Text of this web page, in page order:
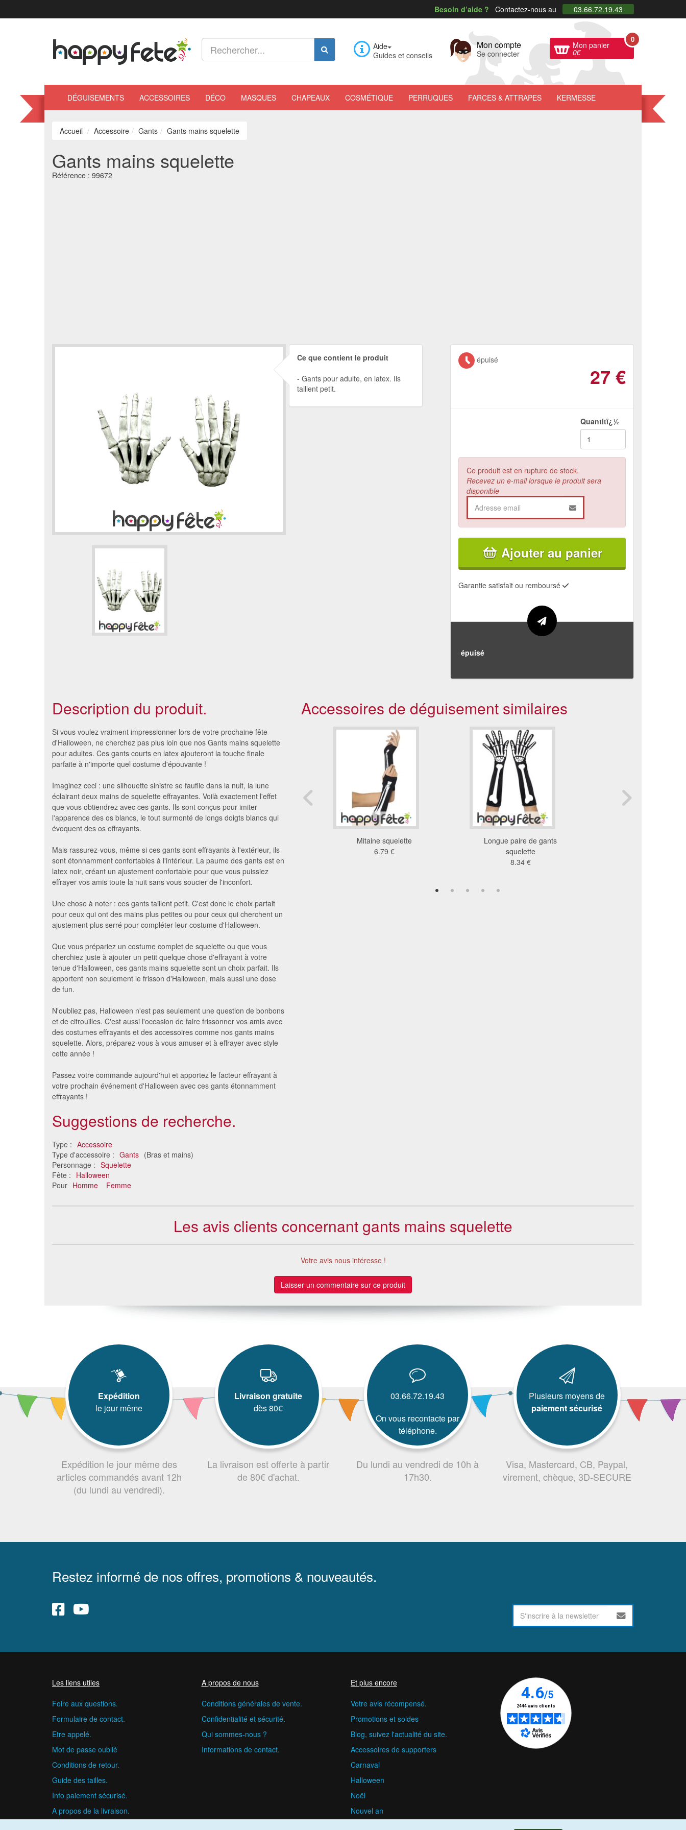
Besoin d’aide ? Contactez-nous au 03.66.72.19.43
Aide
Guides et conseils
Mon compte
Se connecter
Mon panier
0€
0
DÉGUISEMENTS ACCESSOIRES DÉCO MASQUES CHAPEAUX COSMÉTIQUE PERRUQUES FARCES & ATTRAPES KERMESSE
Accueil Accessoire Gants Gants mains squelette
Gants mains squelette
Référence : 99672
Ce que contient le produit
Gants pour adulte, en latex. Ils
taillent petit.
épuisé
27 €
Quantitï¿½
Ce produit est en rupture de stock.
Recevez un e-mail lorsque le produit sera
disponible
Ajouter au panier
Garantie satisfait ou remboursé
épuisé
Description du produit.
Si vous voulez vraiment impressionner lors de votre prochaine fête
d'Halloween, ne cherchez pas plus loin que nos Gants mains squelette
pour adultes. Ces gants courts en latex ajouteront la touche finale
parfaite à n'importe quel costume d'épouvante !
Imaginez ceci : une silhouette sinistre se faufile dans la nuit, la lune
éclairant deux mains de squelette effrayantes. Voilà exactement l'effet
que vous obtiendrez avec ces gants. Ils sont conçus pour imiter
l'apparence des os blancs, le tout surmonté de longs doigts blancs qui
évoquent des os effrayants.
Mais rassurez-vous, même si ces gants sont effrayants à l'extérieur, ils
sont étonnamment confortables à l'intérieur. La paume des gants est en
latex noir, créant un ajustement confortable pour que vous puissiez
effrayer vos amis toute la nuit sans vous soucier de l'inconfort.
Une chose à noter : ces gants taillent petit. C'est donc le choix parfait
pour ceux qui ont des mains plus petites ou pour ceux qui cherchent un
ajustement plus serré pour compléter leur costume d'Halloween.
Que vous prépariez un costume complet de squelette ou que vous
cherchiez juste à ajouter un petit quelque chose d'effrayant à votre
tenue d'Halloween, ces gants mains squelette sont un choix parfait. Ils
apportent non seulement le frisson d'Halloween, mais aussi une dose
de fun.
N'oubliez pas, Halloween n'est pas seulement une question de bonbons
et de citrouilles. C'est aussi l'occasion de faire frissonner vos amis avec
des costumes effrayants et des accessoires comme nos gants mains
squelette. Alors, préparez-vous à vous amuser et à effrayer avec style
cette année !
Passez votre commande aujourd'hui et apportez le facteur effrayant à
votre prochain événement d'Halloween avec ces gants étonnamment
effrayants !
Suggestions de recherche.
Type : Accessoire
Type d'accessoire : Gants (Bras et mains)
Personnage : Squelette
Fête : Halloween
Pour Homme Femme
Accessoires de déguisement similaires
doigts
27 €
8.34 €
Mitaine squelette
6.79 €
Longue paire de gants
squelette
8.34 €
Les avis clients concernant gants mains squelette
Votre avis nous intéresse !
Laisser un commentaire sur ce produit
Expédition
le jour même
Expédition le jour même des
articles commandés avant 12h
(du lundi au vendredi).
Livraison gratuite
dès 80€
La livraison est offerte à partir
de 80€ d'achat.
03.66.72.19.43
On vous recontacte par
téléphone.
Du lundi au vendredi de 10h à
17h30.
Plusieurs moyens de
paiement sécurisé
Visa, Mastercard, CB, Paypal,
virement, chèque, 3D-SECURE
Restez informé de nos offres, promotions & nouveautés.
Les liens utiles
Foire aux questions.
Formulaire de contact.
Etre appelé.
Mot de passe oublié
Conditions de retour.
Guide des tailles.
Info paiement sécurisé.
A propos de la livraison.
A propos de nous
Conditions générales de vente.
Confidentialité et sécurité.
Qui sommes-nous ?
Informations de contact.
Et plus encore
Votre avis récompensé.
Promotions et soldes
Blog, suivez l'actualité du site.
Accessoires de supporters
Carnaval
Halloween
Noël
Nouvel an